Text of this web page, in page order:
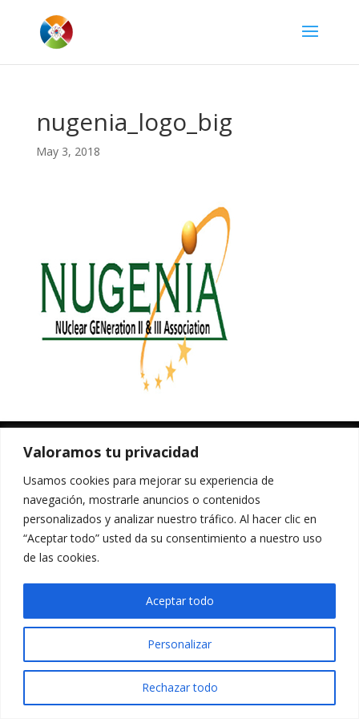
Valoramos tu privacidad
Usamos cookies para mejorar su experiencia de
navegación, mostrarle anuncios o contenidos
personalizados y analizar nuestro tráfico. Al hacer clic en
“Aceptar todo” usted da su consentimiento a nuestro uso
de las cookies.
Personalizar
Rechazar todo
Aceptar todo
nugenia_logo_big
May 3, 2018